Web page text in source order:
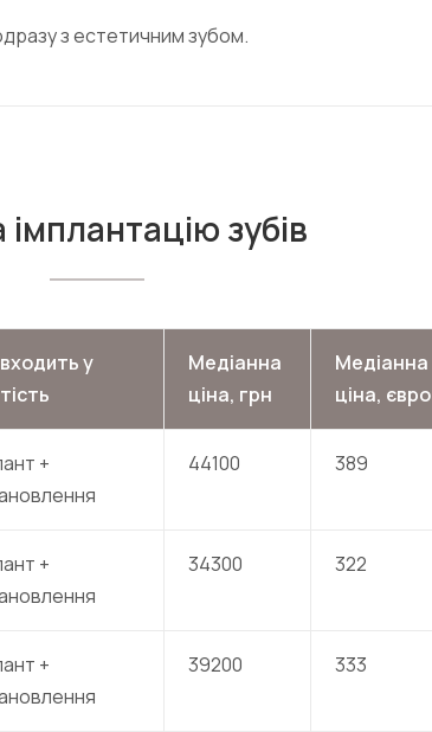
з естетичним зубом.
імплантацію зубів
у
Медіанна
ціна, грн
Медіанна
ціна, євро
+
44100 389
+
34300 322
+
39200 333